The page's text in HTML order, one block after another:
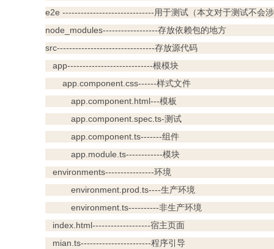
e2e ------------------------------用于测试（本文对于测试不会
node_modules------------------存放依赖包的地方
src--------------------------------存放源代码
app----------------------------根模块
app.component.css------样式文件
app.component.html---模板
app.component.spec.ts-测试
app.component.ts-------组件
app.module.ts------------模块
environments----------------环境
environment.prod.ts----生产环境
environment.ts----------非生产环境
index.html-------------------宿主页面
mian.ts-----------------------程序引导